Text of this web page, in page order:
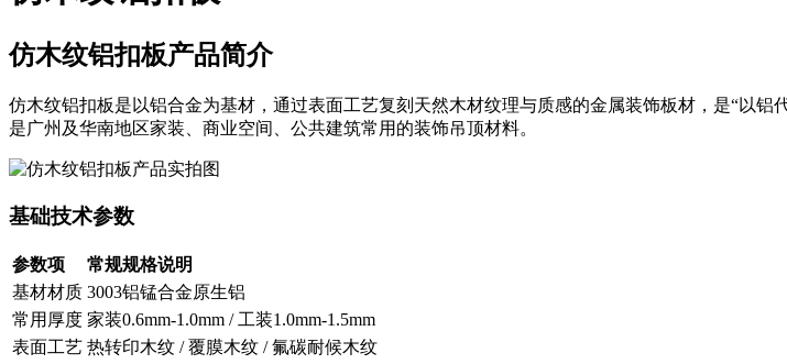
仿木纹铝扣板产品简介
仿木纹铝扣板是以铝合金为基材，通过表面工艺复刻天然木材纹理与质感的金属装饰板材，是“以
是广州及华南地区家装、商业空间、公共建筑常用的装饰吊顶材料。
基础技术参数
参数项
常规规格说明
基材材质 3003铝锰合金原生铝
常用厚度 家装0.6mm-1.0mm / 工装1.0mm-1.5mm
表面工艺 热转印木纹 / 覆膜木纹 / 氟碳耐候木纹